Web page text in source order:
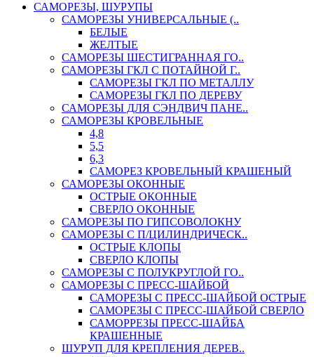
САМОРЕЗЫ, ШУРУПЫ
САМОРЕЗЫ УНИВЕРСАЛЬНЫЕ (..
БЕЛЫЕ
ЖЕЛТЫЕ
САМОРЕЗЫ ШЕСТИГРАННАЯ ГО..
САМОРЕЗЫ ГКЛ С ПОТАЙНОЙ Г..
САМОРЕЗЫ ГКЛ ПО МЕТАЛЛУ
САМОРЕЗЫ ГКЛ ПО ДЕРЕВУ
САМОРЕЗЫ ДЛЯ СЭНДВИЧ ПАНЕ..
САМОРЕЗЫ КРОВЕЛЬНЫЕ
4,8
5,5
6,3
САМОРЕЗ КРОВЕЛЬНЫЙ КРАШЕНЫЙ
САМОРЕЗЫ ОКОННЫЕ
ОСТРЫЕ ОКОННЫЕ
СВЕРЛО ОКОННЫЕ
САМОРЕЗЫ ПО ГИПСОВОЛОКНУ
САМОРЕЗЫ С П/ЦИЛИНДРИЧЕСК..
ОСТРЫЕ КЛОПЫ
СВЕРЛО КЛОПЫ
САМОРЕЗЫ С ПОЛУКРУГЛОЙ ГО..
САМОРЕЗЫ С ПРЕСС-ШАЙБОЙ
САМОРЕЗЫ С ПРЕСС-ШАЙБОЙ ОСТРЫЕ
САМОРЕЗЫ С ПРЕСС-ШАЙБОЙ СВЕРЛО
САМОРРЕЗЫ ПРЕСС-ШАЙБА
КРАШЕННЫЕ
ШУРУП ДЛЯ КРЕПЛЕНИЯ ДЕРЕВ..